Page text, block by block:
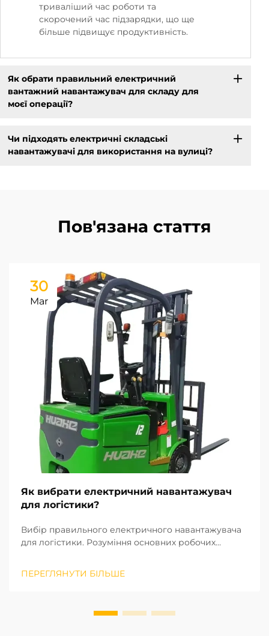
триваліший час роботи та
скорочений час підзарядки, що ще
більше підвищує продуктивність.
Як обрати правильний електричний
вантажний навантажувач для складу для
моєї операції?
Чи підходять електричні складські
навантажувачі для використання на вулиці?
Пов'язана стаття
30
Mar
Як вибрати електричний навантажувач
для логістики?
Вибір правильного електричного навантажувача
для логістики. Розуміння основних робочих
електричного навантажувача. На основі
ПЕРЕГЛЯНУТИ БІЛЬШЕ